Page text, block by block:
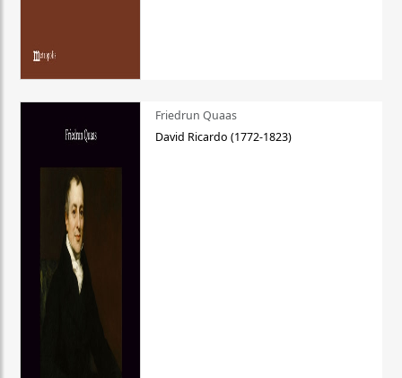
Friedrun Quaas
David Ricardo (1772-1823)